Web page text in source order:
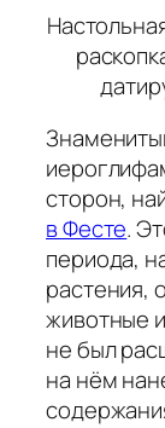
сторон,
в Фесте.
периода,
растения,
животные
не был
на нём